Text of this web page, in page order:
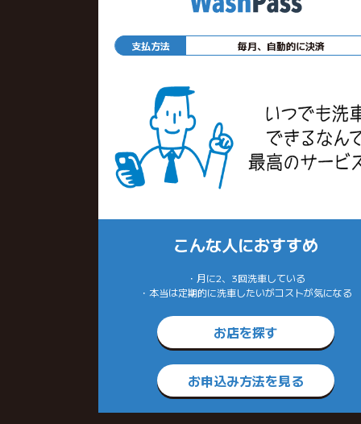
支払方法 毎月、自動的に決済
こんな人におすすめ
・月に2、3回洗車している
・本当は定期的に洗車したいがコストが気になる
お店を探す
お申込み方法を見る